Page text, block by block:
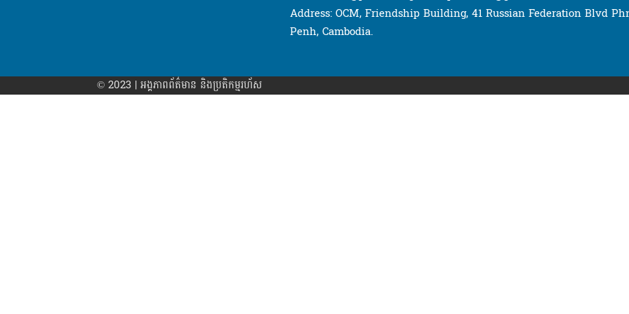
Address: OCM, Friendship Building, 41 Russian Federation Blvd
Penh, Cambodia.
© 2023 | អង្គភាព​ព័ត៌មាន​ និងប្រតិកម្មរហ័ស